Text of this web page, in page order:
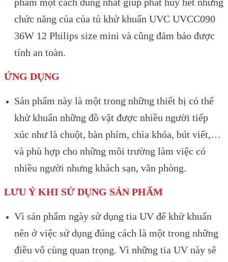
chức năng của của tủ khử khuẩn UVC UVCC090
36W 12 Philips size mini và cũng đảm bảo được
tính an toàn.
ỨNG DỤNG
Sản phẩm này là một trong những thiết bị có thể
khử khuẩn những đồ vật được nhiều người tiếp
xúc như là chuột, bàn phím, chìa khóa, bút viết,…
và phù hợp cho những môi trường làm việc có
nhiều người nhưng khách sạn, văn phòng.
LƯU Ý KHI SỬ DỤNG SẢN PHẨM
Vì sản phẩm ngày sử dụng tia UV để khử khuẩn
nên ở việc sử dụng đúng cách là một trong những
điều vô cùng quan trọng. Vì những tia UV này sẽ